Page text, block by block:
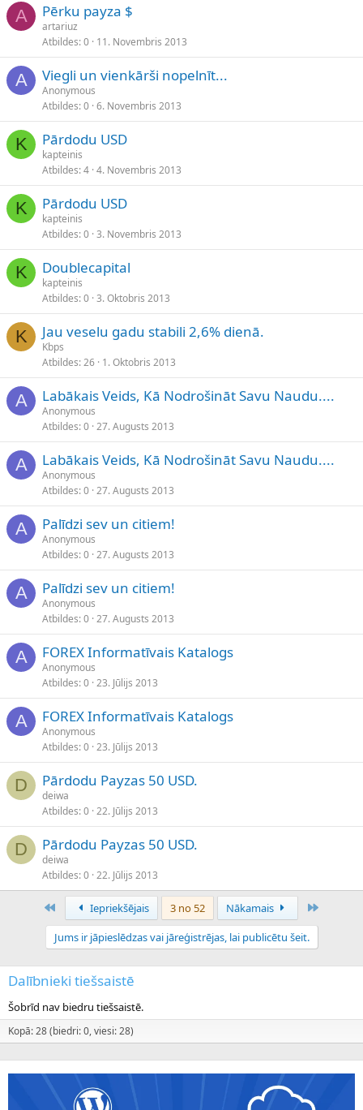
A Pērku payza $
artariuz
Atbildes 0 11. Novembris 2013
A Viegli un vienkārši nopelnīt...
Anonymous
Atbildes 0 6. Novembris 2013
K Pārdodu USD
kapteinis
Atbildes 4 4. Novembris 2013
K Pārdodu USD
kapteinis
Atbildes 0 3. Novembris 2013
K Doublecapital
kapteinis
Atbildes 0 3. Oktobris 2013
K Jau veselu gadu stabili 2,6% dienā.
Kbps
Atbildes 26 1. Oktobris 2013
A Labākais Veids, Kā Nodrošināt Savu Naudu....
Anonymous
Atbildes 0 27. Augusts 2013
A Labākais Veids, Kā Nodrošināt Savu Naudu....
Anonymous
Atbildes 0 27. Augusts 2013
A Palīdzi sev un citiem!
Anonymous
Atbildes 0 27. Augusts 2013
A Palīdzi sev un citiem!
Anonymous
Atbildes 0 27. Augusts 2013
A FOREX Informatīvais Katalogs
Anonymous
Atbildes 0 23. Jūlijs 2013
A FOREX Informatīvais Katalogs
Anonymous
Atbildes 0 23. Jūlijs 2013
D Pārdodu Payzas 50 USD.
deiwa
Atbildes 0 22. Jūlijs 2013
D Pārdodu Payzas 50 USD.
deiwa
Atbildes 0 22. Jūlijs 2013
PirmaisIepriekšējais 3 no 52 Nākamais
Jums ir jāpieslēdzas vai jāreģistrējas, lai publicētu šeit.
Dalībnieki tiešsaistē
Šobrīd nav biedru tiešsaistē.
Kopā: 28 (biedri: 0, viesi: 28)